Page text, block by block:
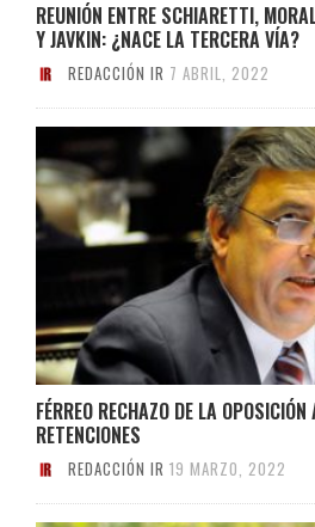
REUNIÓN ENTRE SCHIARETTI,
Y JAVKIN: ¿NACE LA TERCERA VÍA?
REDACCIÓN IR 7 ABRIL, 2022
FÉRREO RECHAZO DE LA
RETENCIONES
REDACCIÓN IR 19 MARZO, 2022